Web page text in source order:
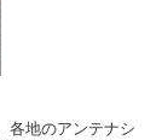
各地のアンテナシ